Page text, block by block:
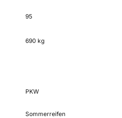
95
690 kg
PKW
Sommerreifen